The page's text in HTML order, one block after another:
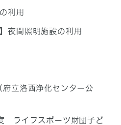
利用
夜間照明施設の利用
立洛西浄化センター公
ライフスポーツ財団子ど